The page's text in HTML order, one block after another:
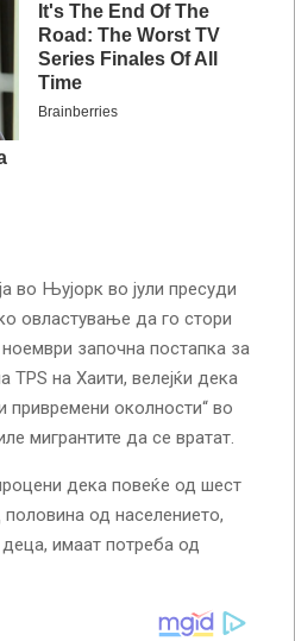
во Њујорк во јули пресуди
овластување да го стори
започна постапка за
TPS на Хаити, велејќи дека
привремени околности“ во
мигрантите да се вратат.
дека повеќе од шест
од населението,
деца, имаат потреба од